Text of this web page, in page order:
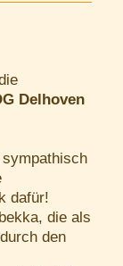
Delhoven
dafür!
die als
den